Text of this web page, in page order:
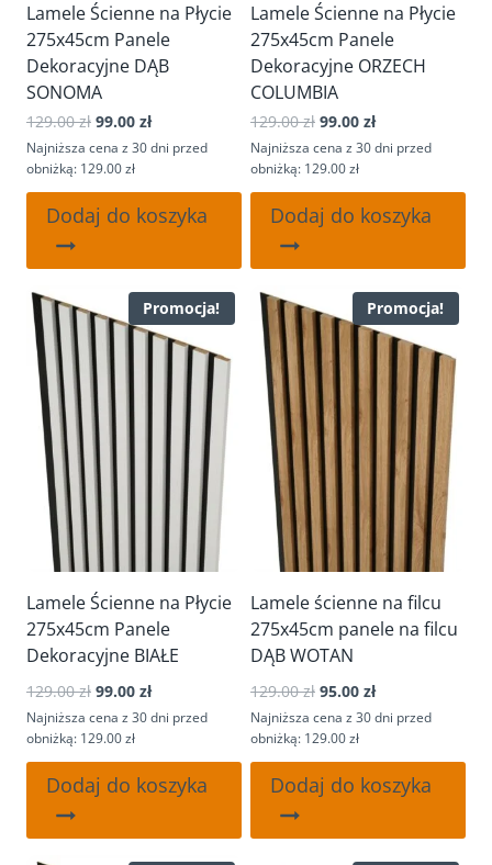
Lamele Ścienne na Płycie
275x45cm Panele
Dekoracyjne DĄB
SONOMA
129.00zł Pierwotna
cena
wynosiła:
129.00 zł.
99.00 złAktualna
cena
99.00 zł.
Najniższa cena z 30 dni przed
obniżką: 129.00 zł
Dodaj do koszyka
Lamele Ścienne na Płycie
275x45cm Panele
Dekoracyjne ORZECH
COLUMBIA
129.00zł Pierwotna
cena
wynosiła:
129.00 zł.
99.00 złAktualna
cena
99.00 zł.
Najniższa cena z 30 dni przed
obniżką: 129.00 zł
Dodaj do koszyka
Promocja!
Lamele Ścienne na Płycie
275x45cm Panele
Dekoracyjne BIAŁE
129.00zł Pierwotna
cena
wynosiła:
129.00 zł.
99.00 złAktualna
cena
99.00 zł.
Najniższa cena z 30 dni przed
obniżką: 129.00 zł
Dodaj do koszyka
Promocja!
Lamele ścienne na filcu
275x45cm panele na filcu
DĄB WOTAN
129.00zł Pierwotna
cena
wynosiła:
129.00 zł.
95.00 złAktualna
cena
95.00 zł.
Najniższa cena z 30 dni przed
obniżką: 129.00 zł
Dodaj do koszyka